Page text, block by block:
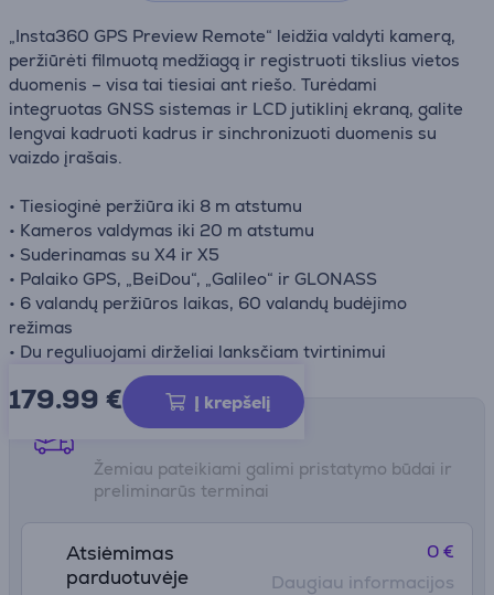
„Insta360 GPS Preview Remote“ leidžia valdyti kamerą,
peržiūrėti filmuotą medžiagą ir registruoti tikslius vietos
duomenis – visa tai tiesiai ant riešo. Turėdami
integruotas GNSS sistemas ir LCD jutiklinį ekraną, galite
lengvai kadruoti kadrus ir sinchronizuoti duomenis su
vaizdo įrašais.
• Tiesioginė peržiūra iki 8 m atstumu
• Kameros valdymas iki 20 m atstumu
• Suderinamas su X4 ir X5
• Palaiko GPS, „BeiDou“, „Galileo“ ir GLONASS
• 6 valandų peržiūros laikas, 60 valandų budėjimo
režimas
• Du reguliuojami dirželiai lanksčiam tvirtinimui
179.99 € Į krepšelį
Pristatymo būdai
Žemiau pateikiami galimi pristatymo būdai ir
preliminarūs terminai
Atsiėmimas
parduotuvėje
0 €
Daugiau informacijos